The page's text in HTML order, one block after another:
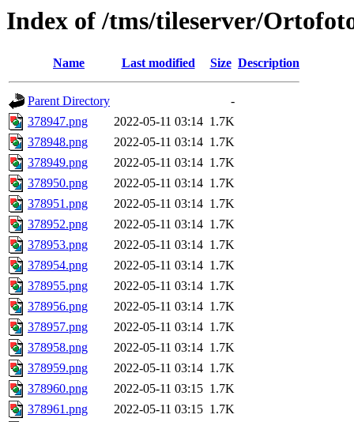
Index of /tms/tileserver/
Name Last modified Size Description
Parent Directory
-
378947.png
2022-05-11 03:14 1.7K
378948.png
2022-05-11 03:14 1.7K
378949.png
2022-05-11 03:14 1.7K
378950.png
2022-05-11 03:14 1.7K
378951.png
2022-05-11 03:14 1.7K
378952.png
2022-05-11 03:14 1.7K
378953.png
2022-05-11 03:14 1.7K
378954.png
2022-05-11 03:14 1.7K
378955.png
2022-05-11 03:14 1.7K
378956.png
2022-05-11 03:14 1.7K
378957.png
2022-05-11 03:14 1.7K
378958.png
2022-05-11 03:14 1.7K
378959.png
2022-05-11 03:14 1.7K
378960.png
2022-05-11 03:15 1.7K
378961.png
2022-05-11 03:15 1.7K